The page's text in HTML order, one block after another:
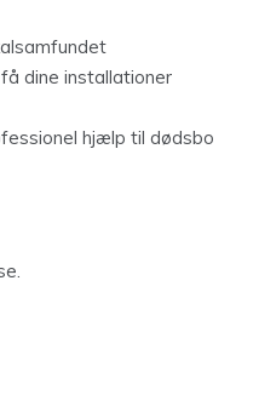
dine installationer
hjælp til dødsbo